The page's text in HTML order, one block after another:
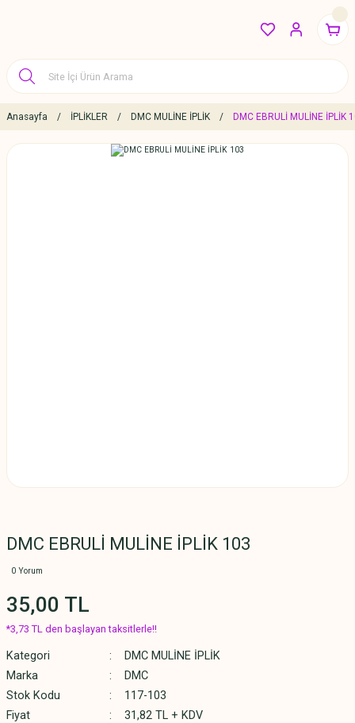
Anasayfa İPLİKLER DMC MULİNE İPLİK DMC EBRULİ MULİNE İPLİK
DMC EBRULİ MULİNE İPLİK 103
0 Yorum
35,00 TL
*3,73 TL den başlayan taksitlerle!!
Kategori
DMC MULİNE İPLİK
Marka
DMC
Stok Kodu
117-103
Fiyat
31,82 TL + KDV